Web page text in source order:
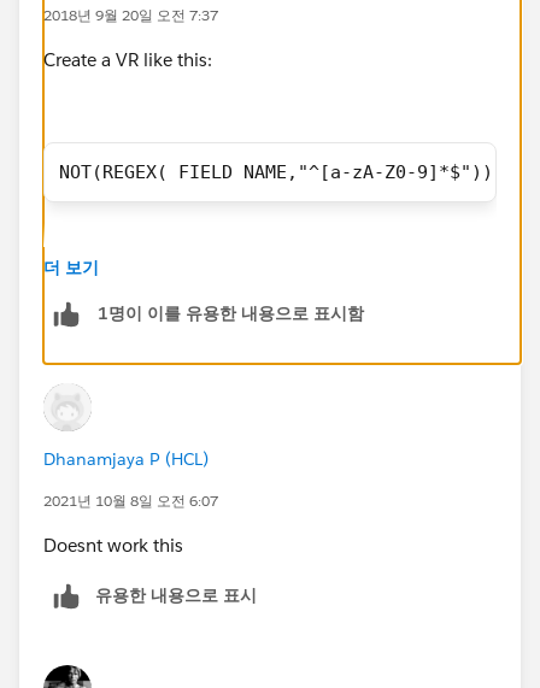
2018년 9월 20일 오전 7:37
Create a VR like this:
NOT(REGEX( FIELD NAME,"^[a-zA-Z0-9]*$")))
더 보기
1명이 이를 유용한 내용으로 표시함
Dhanamjaya P (HCL)
2021년 10월 8일 오전 6:07
Doesnt work this
유용한 내용으로 표시